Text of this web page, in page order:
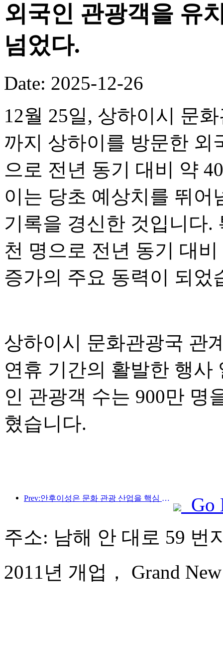
외국인 관광객을 유
넘었다.
Date: 2025-12-26
12월 25일, 상하이시 문
까지 상하이를 방문한 외
으로 전년 동기 대비 약
이는 당초 예상치를 뛰어
기록을 경신한 것입니다.
천 명으로 전년 동기 대
증가의 주요 동력이 되었
상하이시 문화관광국 관
연휴 기간의 활발한 행사
인 관광객 수는 900만 명
혔습니다.
Prev:안후이성은 문화 관광 산업을 핵심 산업으로 육성하는 것을 목표로 하는 '제15차 5개년 계획'을 발표했습니다.
Go
주소: 남해 안 대로 59 번
2011년 개업， Grand